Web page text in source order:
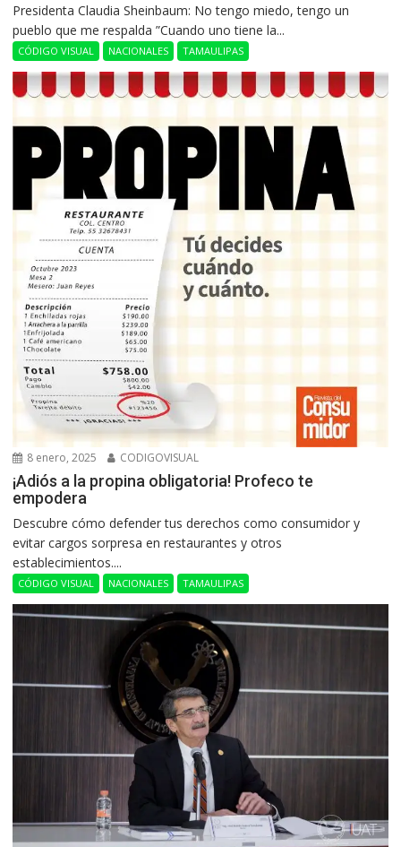
Presidenta Claudia Sheinbaum: No tengo miedo, tengo un
pueblo que me respalda ”Cuando uno tiene la...
CÓDIGO VISUAL NACIONALES TAMAULIPAS
8 enero, 2025 CODIGOVISUAL
¡Adiós a la propina obligatoria! Profeco te
empodera
Descubre cómo defender tus derechos como consumidor y
evitar cargos sorpresa en restaurantes y otros
establecimientos....
CÓDIGO VISUAL NACIONALES TAMAULIPAS